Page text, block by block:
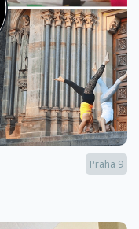
Praha 9